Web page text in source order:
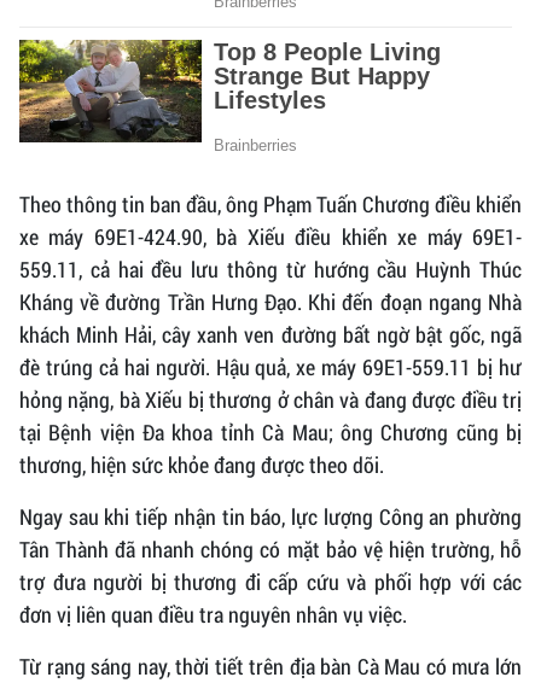
Theo thông tin ban đầu, ông Phạm Tuấn Chương điều khiển
xe máy 69E1-424.90, bà Xiếu điều khiển xe máy 69E1-
559.11, cả hai đều lưu thông từ hướng cầu Huỳnh Thúc
Kháng về đường Trần Hưng Đạo. Khi đến đoạn ngang Nhà
khách Minh Hải, cây xanh ven đường bất ngờ bật gốc, ngã
đè trúng cả hai người. Hậu quả, xe máy 69E1-559.11 bị hư
hỏng nặng, bà Xiếu bị thương ở chân và đang được điều trị
tại Bệnh viện Đa khoa tỉnh Cà Mau; ông Chương cũng bị
thương, hiện sức khỏe đang được theo dõi.
Ngay sau khi tiếp nhận tin báo, lực lượng Công an phường
Tân Thành đã nhanh chóng có mặt bảo vệ hiện trường, hỗ
trợ đưa người bị thương đi cấp cứu và phối hợp với các
đơn vị liên quan điều tra nguyên nhân vụ việc.
Từ rạng sáng nay, thời tiết trên địa bàn Cà Mau có mưa lớn